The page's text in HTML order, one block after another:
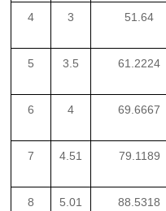
4 3 51.64
5 3.5 61.2224
6 4 69.6667
7 4.51 79.1189
8 5.01 88.5318